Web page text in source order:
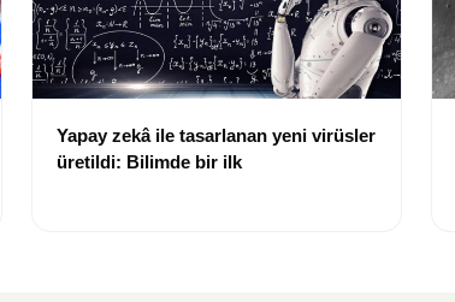
Yapay zekâ ile tasarlanan yeni virüsler
üretildi: Bilimde bir ilk